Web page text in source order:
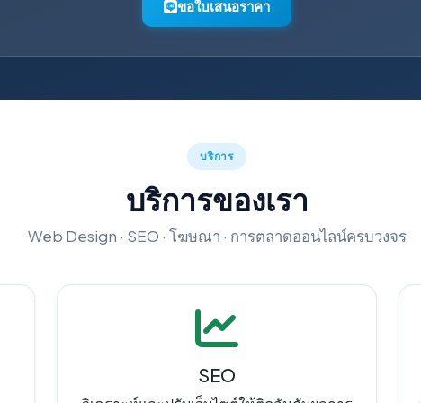
ขอใบเสนอราคา
บริการ
บริการของเรา
Web Design · SEO · โฆษณา · การตลาดออนไลน์ครบวงจร
SEO